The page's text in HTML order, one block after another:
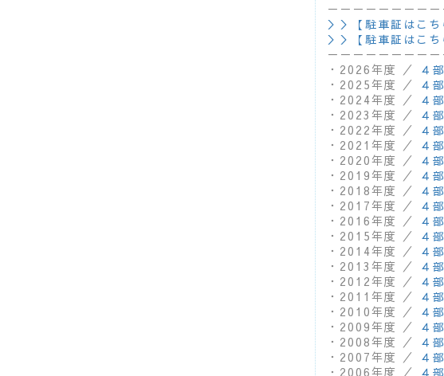
－－－－－－－－
＞＞【駐車証はこ
＞＞【駐車証はこ
－－－－－－－－
・2026年度 ／ ４
・2025年度 ／ ４
・2024年度 ／ ４
・2023年度 ／ ４
・2022年度 ／ ４
・2021年度 ／ ４
・2020年度 ／ ４
・2019年度 ／ ４
・2018年度 ／ ４
・2017年度 ／ ４
・2016年度 ／ ４
・2015年度 ／ ４
・2014年度 ／ ４
・2013年度 ／ ４
・2012年度 ／ ４
・2011年度 ／ ４
・2010年度 ／ ４
・2009年度 ／ ４
・2008年度 ／ ４部
・2007年度 ／ ４部
・2006年度 ／ ４部